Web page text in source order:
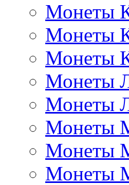
Монеты
Монеты
Монеты
Монеты
Монеты
Монеты
Монеты
Монеты